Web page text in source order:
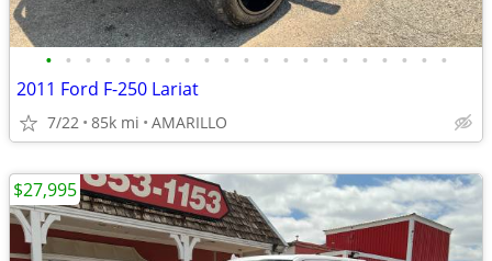
• • • • • • • • • • • • • • • • • • • • •
2011 Ford F-250 Lariat
7/22 85k mi AMARILLO
$27,995